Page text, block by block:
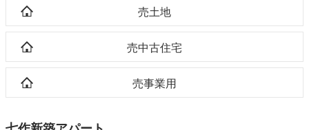
売土地
売中古住宅
売事業用